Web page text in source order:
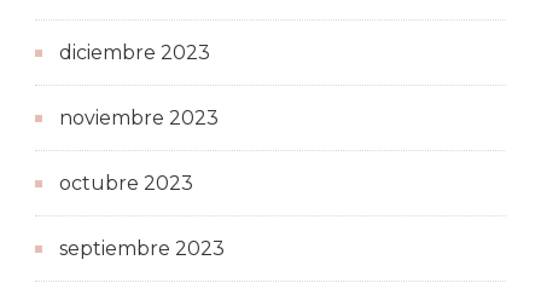
diciembre 2023
noviembre 2023
octubre 2023
septiembre 2023